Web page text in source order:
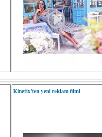
Kinetix'ten yeni reklam filmi